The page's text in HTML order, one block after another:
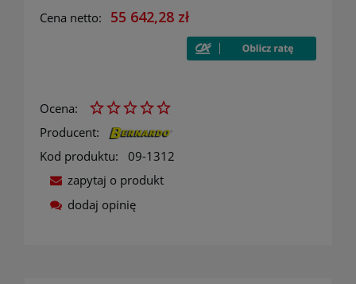
Cena netto: 55 642,28 zł
Ocena:
Producent:
Kod produktu:
09-1312
zapytaj o produkt
dodaj opinię